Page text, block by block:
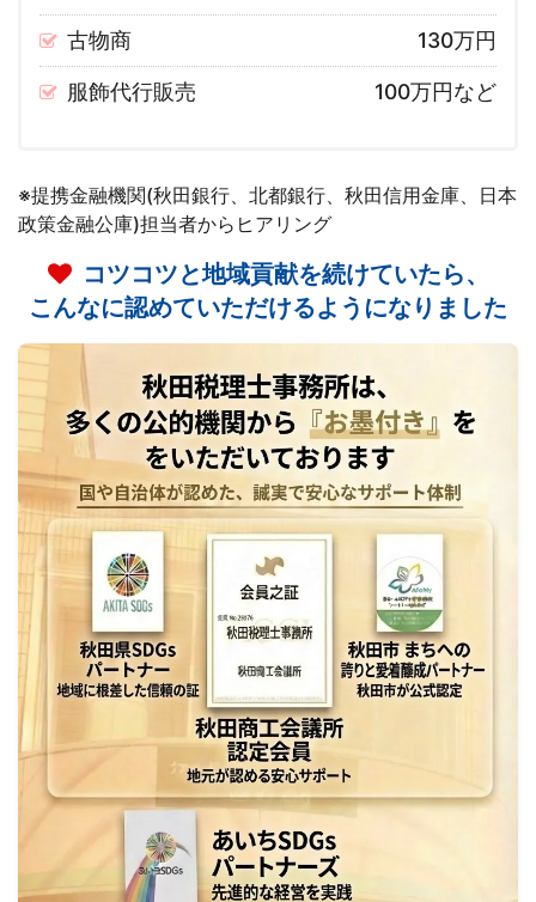
古物商 130万円
服飾代行販売 100万円など
※提携金融機関(秋田銀行、北都銀行、秋田信用金庫、日本
政策金融公庫)担当者からヒアリング
コツコツと地域貢献を続けていたら、
こんなに認めていただけるようになりました